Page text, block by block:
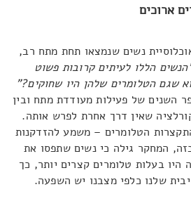
ארוכים
נשים שנמצאו תחת מתח רב,
הללו לעיתים קרובות פשוט
שגם הטלומרים שלהן היו שחוקים?"
השנים של פעילות מעודדת מתח ובין
שאין דרך אחרת לפרש אותה.
הטלומרים – משמע להזדקנות
המחקר גילה כי נשים שתפסו את
בעלות טלומרים קצרים יותר, כך
שלנו כלפי מצבנו יש השפעה.